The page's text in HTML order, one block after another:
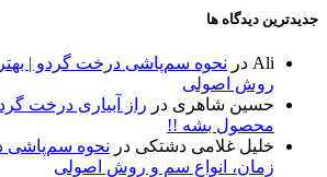
جدیدترین دیدگاه ها
Ali در نحوه سم‌پاشی درخت گردو |
روش اصولی
حسین شاهری در راز آبیاری درخت
محصول بشه !!
خلیل غلامی دشتکی در نحوه سم‌پاشی
زمان، انواع سم و روش اصولی